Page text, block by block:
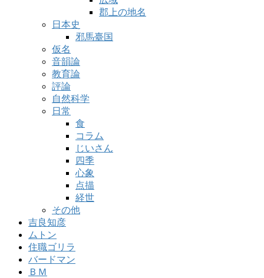
郡上の地名
日本史
邪馬臺国
仮名
音韻論
教育論
評論
自然科学
日常
食
コラム
じいさん
四季
心象
点描
経世
その他
吉良知彦
ムトン
住職ゴリラ
バードマン
ＢＭ